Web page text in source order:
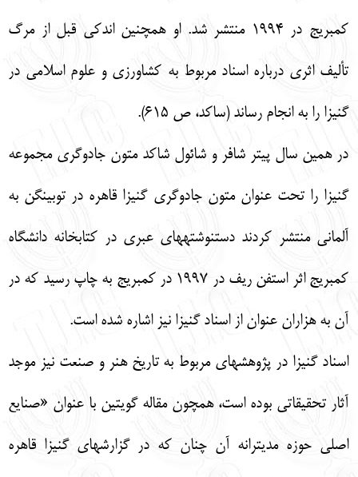
كمبريج در 1994 منتشر شد. او همچنين اندكي قبل از مرگ
تأليف اثري درباره اسناد مربوط به كشاورزي و علوم اسلامي در
گنيزا را به انجام رساند (ساكد، ص 615).
در همين سال پيتر شافر و شائول شاكد متون جادوگري مجموعه
گنيزا را تحت عنوان متون جادوگري گنيزا قاهره در توبينگن به
آلماني منتشر كردند دست‎نوشته‏هاي عبري در كتابخانه دانشگاه
كمبريج اثر استفن ريف در 1997 در كمبريج به چاپ رسيد كه در
آن به هزاران عنوان از اسناد گنيزا نيز اشاره شده است.
اسناد گنيزا در پژوهش‏هاي مربوط به تاريخ هنر و صنعت نيز موجد
آثار تحقيقاتي بوده است، همچون مقاله گويتين با عنوان «صنايع
اصلي حوزه مديترانه آن چنان كه در گزارش‏هاي گنيزا قاهره